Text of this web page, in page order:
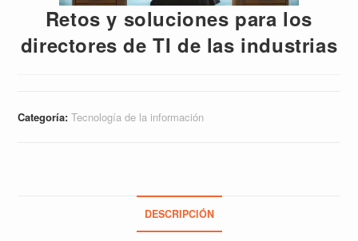
Retos y soluciones para los
directores de TI de las industrias
Categoría:Tecnología de la información
DESCRIPCIÓN